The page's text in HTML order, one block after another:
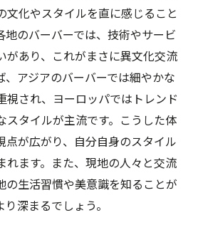
バーバーで味わう極上の癒し
ーで心身ともにリフレッシュ
ーが提供するリラクゼーショ
ーが提供する独自のリラック
を癒すメンズバーバーの活用
バーで心地よいひとときを過ご
文化やスタイルを直に感じること
地のバーバーでは、技術やサービ
があり、これがまさに異文化交流
、アジアのバーバーでは細やかな
視され、ヨーロッパではトレンド
スタイルが主流です。こうした体
点が広がり、自分自身のスタイル
れます。また、現地の人々と交流
の生活習慣や美意識を知ることが
深まるでしょう。